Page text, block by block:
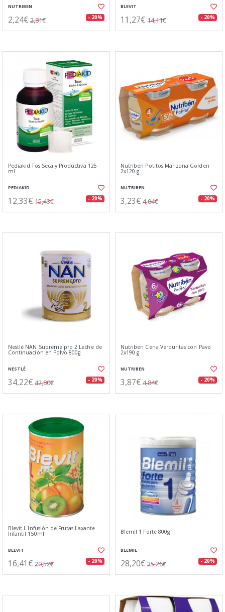
NUTRIBEN
2,24€ 2,81€ - 20%
BLEVIT
11,27€ 14,11€ - 20%
Pediakid Tos Seca y Productiva 125
ml
PEDIAKID
12,33€ 15,43€ - 20%
Nutriben Potitos Manzana Golden
2x120 g
NUTRIBEN
3,23€ 4,04€ - 20%
Nestlé NAN Supreme pro 2 Leche de
Continuación en Polvo 800g
NESTLÉ
34,22€ 42,80€ - 20%
Nutriben Cena Verduritas con Pavo
2x190 g
NUTRIBEN
3,87€ 4,84€ - 20%
Blevit L Infusión de Frutas Laxante
Infantil 150ml
BLEVIT
16,41€ 20,52€ - 20%
Blemil 1 Forte 800g
BLEMIL
28,20€ 35,26€ - 20%